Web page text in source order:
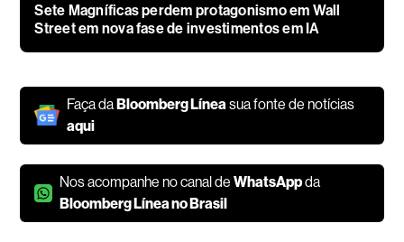
Sete Magníficas perdem protagonismo em Wall
Street em nova fase de investimentos em IA
Faça daBloomberg Línea sua fonte de notícias
aqui
Nos acompanhe no canal deWhatsAppda
Bloomberg Línea no Brasil